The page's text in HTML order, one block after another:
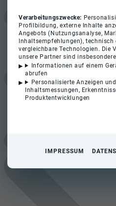
Verarbeitungszwecke:
Profilbildung, externe Inhalte
Angebots (Nutzungsanalyse,
Inhaltsempfehlungen),
vergleichbare Technologien. Die
unsere Partner sind
Informationen auf einem
abrufen
Personalisierte Anzeigen
Inhaltsmessungen,
Produktentwicklungen
IMPRESSUM